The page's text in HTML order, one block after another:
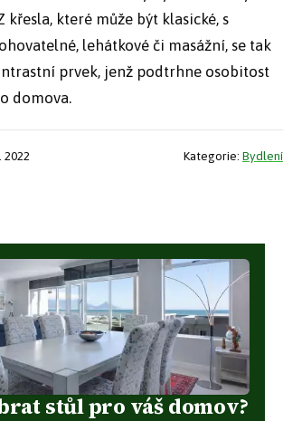
křesla, které může být klasické, s
lehátkové či masážní, se tak
prvek, jenž podtrhne osobitost
domova.
2022 Kategorie: Bydlení
stůl pro váš domov?